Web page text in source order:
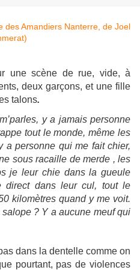
une scène de rue, vide, à
deux garçons, et une fille
talons.
y a jamais personne
tout le monde, même les
a personne qui me fait chier,
sous racaille de merde , les
je leur chie dans la gueule
direct dans leur cul, tout le
kilomètres quand y me voit.
? Y a aucune meuf qui
dans la dentelle comme on
pourtant, pas de violences